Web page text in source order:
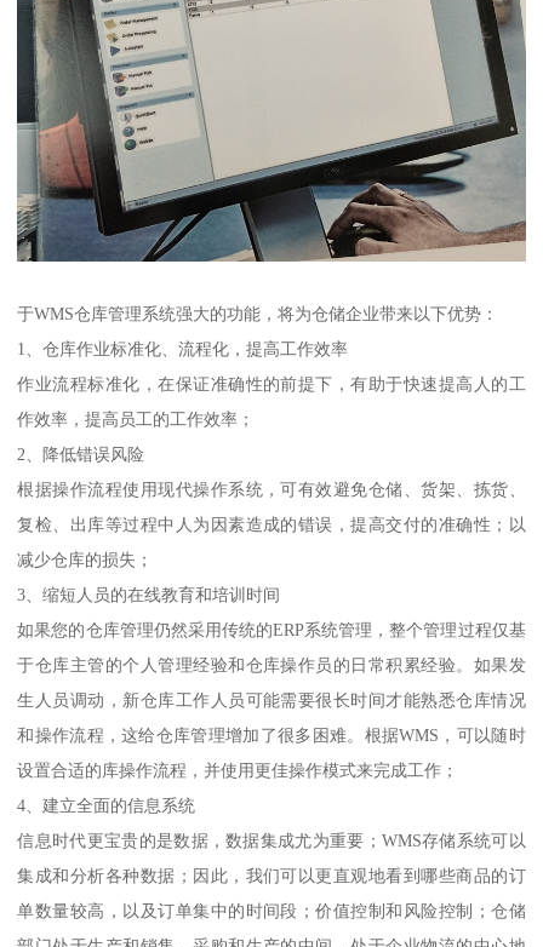
于WMS仓库管理系统强大的功能，将为仓储企业带来以下优势：
1、仓库作业标准化、流程化，提高工作效率
作业流程标准化，在保证准确性的前提下，有助于快速提高人的工
作效率，提高员工的工作效率；
2、降低错误风险
根据操作流程使用现代操作系统，可有效避免仓储、货架、拣货、
复检、出库等过程中人为因素造成的错误，提高交付的准确性；以
减少仓库的损失；
3、缩短人员的在线教育和培训时间
如果您的仓库管理仍然采用传统的ERP系统管理，整个管理过程仅基
于仓库主管的个人管理经验和仓库操作员的日常积累经验。如果发
生人员调动，新仓库工作人员可能需要很长时间才能熟悉仓库情况
和操作流程，这给仓库管理增加了很多困难。根据WMS，可以随时
设置合适的库操作流程，并使用更佳操作模式来完成工作；
4、建立全面的信息系统
信息时代更宝贵的是数据，数据集成尤为重要；WMS存储系统可以
集成和分析各种数据；因此，我们可以更直观地看到哪些商品的订
单数量较高，以及订单集中的时间段；价值控制和风险控制；仓储